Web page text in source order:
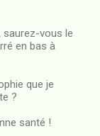
saurez-vous le
en bas à
que je
?
santé !